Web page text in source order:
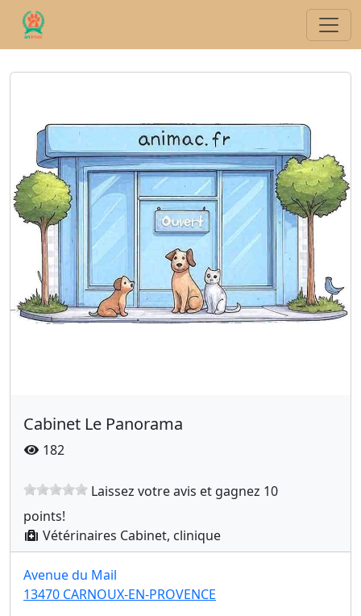
Cabinet Le Panorama
182
Laissez votre avis et gagnez 10
points!
Vétérinaires Cabinet, clinique
Avenue du Mail
13470 CARNOUX-EN-PROVENCE